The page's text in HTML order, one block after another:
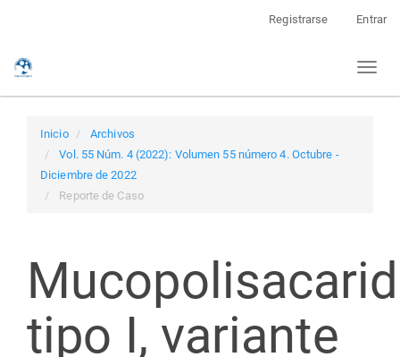
Registrarse Entrar
Toggle
Inicio
Archivos
Vol. 55 Núm. 4 (2022): Volumen 55 número 4. Octubre -
Diciembre de 2022
Reporte de Caso
tipo I, variante